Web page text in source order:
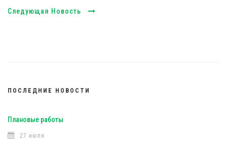
Следующая Новость
ПОСЛЕДНИЕ НОВОСТИ
Плановые работы
27 июля